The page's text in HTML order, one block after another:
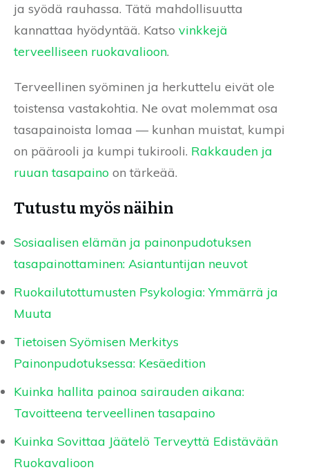
ja syödä rauhassa. Tätä mahdollisuutta
kannattaa hyödyntää. Katso vinkkejä
terveelliseen ruokavalioon.
Terveellinen syöminen ja herkuttelu eivät ole
toistensa vastakohtia. Ne ovat molemmat osa
tasapainoista lomaa — kunhan muistat, kumpi
on päärooli ja kumpi tukirooli. Rakkauden ja
ruuan tasapaino on tärkeää.
Tutustu myös näihin
Sosiaalisen elämän ja painonpudotuksen
tasapainottaminen: Asiantuntijan neuvot
Ruokailutottumusten Psykologia: Ymmärrä ja
Muuta
Tietoisen Syömisen Merkitys
Painonpudotuksessa: Kesäedition
Kuinka hallita painoa sairauden aikana:
Tavoitteena terveellinen tasapaino
Kuinka Sovittaa Jäätelö Terveyttä Edistävään
Ruokavalioon